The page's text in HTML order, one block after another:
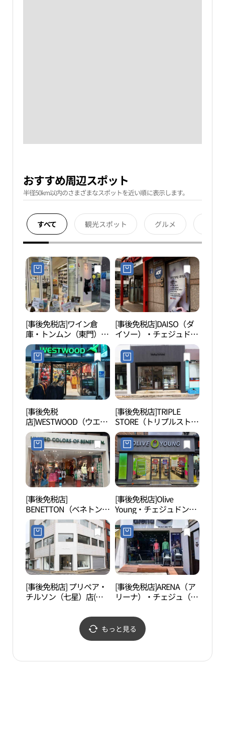
おすすめ周辺スポット
半径50km以内のさまざまなスポットを近い順に表示します。
すべて 観光スポット グルメ
[事後免税店]ワイン倉
庫・トンムン（東門）市
場店(와인창고 동문시장
점)
[事後免税店]DAISO（ダ
イソー）・チェジュドン
ムン（済州東門）市場店
(다이소 제주동문시장점)
[事後免税
店]WESTWOOD（ウエス
トウッド）・クジェジュ
（旧済州）店(웨스트우
드 구제주점)
[事後免税店]TRIPLE
STORE（トリプルスト
ア）・チルソン（七星）
店(트리플스토어 칠성점)
[事後免税店]
BENETTON（ベネトン）
(베네통)
[事後免税店]Olive
Young・チェジュドンム
ン（済州東門）市場店
(올리브영 제주동문시장
점)
[事後免税店] プリペア・
チルソン（七星）店(프
[事後免税店]ARENA（ア
リーナ）・チェジュ（済
もっと見る